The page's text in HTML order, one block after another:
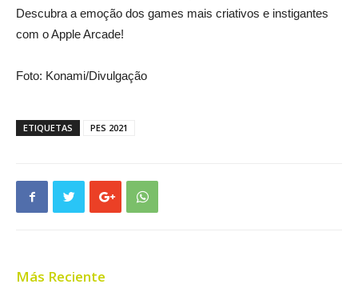
Descubra a emoção dos games mais criativos e instigantes
com o Apple Arcade!
Foto: Konami/Divulgação
ETIQUETAS PES 2021
Más Reciente